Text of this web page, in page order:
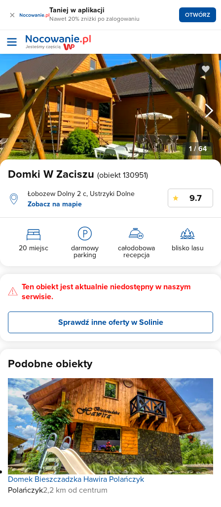
× Taniej w aplikacji
Nawet 20% zniżki po zalogowaniu OTWÓRZ
1 / 64
Domki W Zaciszu (obiekt 130951)
Łobozew Dolny 2 c, Ustrzyki Dolne
Zobacz na mapie
9.7
20 miejsc darmowy
parking
całodobowa
recepcja
blisko lasu
Ten obiekt jest aktualnie niedostępny w naszym
serwisie.
Sprawdź inne oferty w Solinie
Podobne obiekty
Domek Bieszczadzka Hawira Polańczyk
Polańczyk2,2 km od centrum